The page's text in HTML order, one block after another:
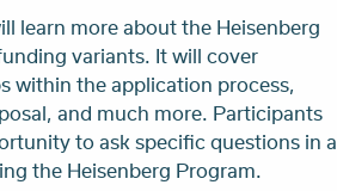
learn more about the Heisenberg
variants. It will cover
within the application process,
and much more. Participants
to ask specific questions in a
the Heisenberg Program.